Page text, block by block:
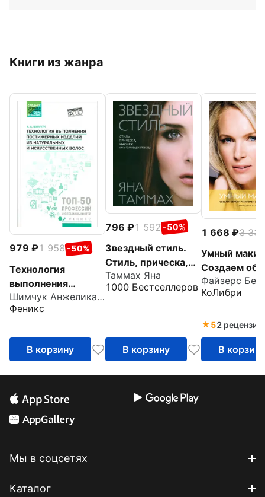
Книги из жанра
979 1 958 -50%
Технология
выполнения
постижерных
изделий из
искусственных
волос. ФГОС СПО
Шимчук Анжелика Анатольевна
Феникс
В корзину
796 1 592 -50%
Звездный стиль.
Стиль, прическа,
макияж как у
голливудской
Таммах Яна
1000 Бестселлеров
В корзину
1 668
3 336
Умный
Создаем
ухаживаем
кожей
Файзерс
КоЛибри
52 рецензии
В корзину
Мы в соцсетях
Каталог